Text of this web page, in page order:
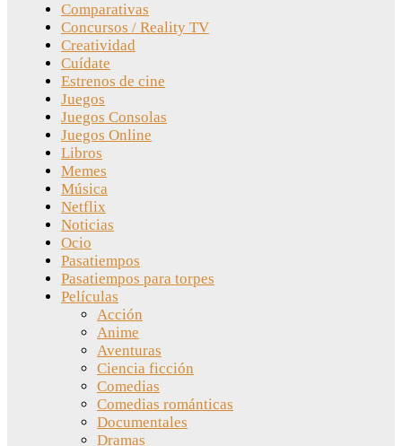
Comparativas
Concursos / Reality TV
Creatividad
Cuídate
Estrenos de cine
Juegos
Juegos Consolas
Juegos Online
Libros
Memes
Música
Netflix
Noticias
Ocio
Pasatiempos
Pasatiempos para torpes
Películas
Acción
Anime
Aventuras
Ciencia ficción
Comedias
Comedias románticas
Documentales
Dramas